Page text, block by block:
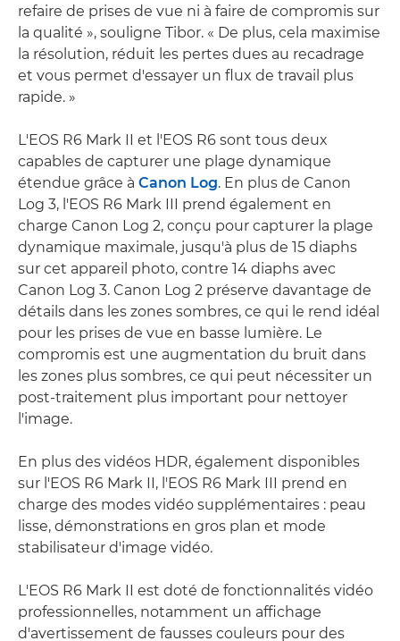
refaire de prises de vue ni à faire de compromis sur
la qualité », souligne Tibor. « De plus, cela maximise
la résolution, réduit les pertes dues au recadrage
et vous permet d'essayer un flux de travail plus
rapide. »
L'EOS R6 Mark II et l'EOS R6 sont tous deux
capables de capturer une plage dynamique
étendue grâce à Canon Log. En plus de Canon
Log 3, l'EOS R6 Mark III prend également en
charge Canon Log 2, conçu pour capturer la plage
dynamique maximale, jusqu'à plus de 15 diaphs
sur cet appareil photo, contre 14 diaphs avec
Canon Log 3. Canon Log 2 préserve davantage de
détails dans les zones sombres, ce qui le rend idéal
pour les prises de vue en basse lumière. Le
compromis est une augmentation du bruit dans
les zones plus sombres, ce qui peut nécessiter un
post-traitement plus important pour nettoyer
l'image.
En plus des vidéos HDR, également disponibles
sur l'EOS R6 Mark II, l'EOS R6 Mark III prend en
charge des modes vidéo supplémentaires : peau
lisse, démonstrations en gros plan et mode
stabilisateur d'image vidéo.
L'EOS R6 Mark II est doté de fonctionnalités vidéo
professionnelles, notamment un affichage
d'avertissement de fausses couleurs pour des